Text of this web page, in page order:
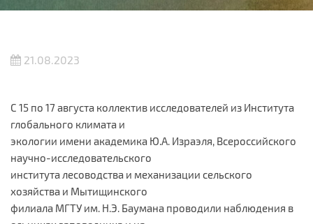
21.08.2023
С 15 по 17 августа коллектив исследователей из Института
глобального климата и
экологии имени академика Ю.А. Израэля, Всероссийского
научно-исследовательского
института лесоводства и механизации сельского
хозяйства и Мытищинского
филиала МГТУ им. Н.Э. Баумана проводили наблюдения в